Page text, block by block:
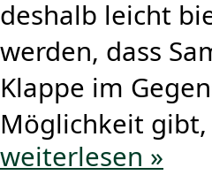
deshalb leicht
werden, dass
Klappe im
Möglichkeit
weiterlesen »